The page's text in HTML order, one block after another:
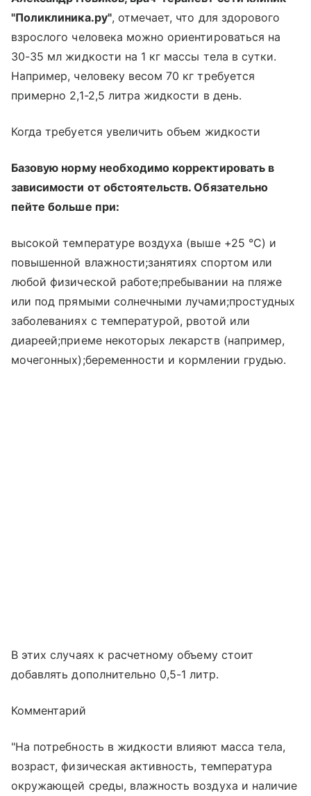
"Поликлиника.ру", отмечает, что для здорового
взрослого человека можно ориентироваться на
30-35 мл жидкости на 1 кг массы тела в сутки.
Например, человеку весом 70 кг требуется
примерно 2,1-2,5 литра жидкости в день.
Когда требуется увеличить объем жидкости
Базовую норму необходимо корректировать в
зависимости от обстоятельств. Обязательно
пейте больше при:
высокой температуре воздуха (выше +25 °C) и
повышенной влажности;занятиях спортом или
любой физической работе;пребывании на пляже
или под прямыми солнечными лучами;простудных
заболеваниях с температурой, рвотой или
диареей;приеме некоторых лекарств (например,
мочегонных);беременности и кормлении грудью.
В этих случаях к расчетному объему стоит
добавлять дополнительно 0,5-1 литр.
Комментарий
"На потребность в жидкости влияют масса тела,
возраст, физическая активность, температура
окружающей среды, влажность воздуха и наличие